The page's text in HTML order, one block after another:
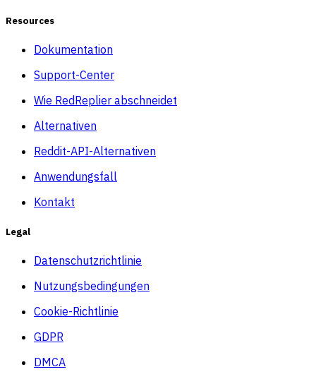
Resources
Dokumentation
Support-Center
Wie RedReplier abschneidet
Alternativen
Reddit-API-Alternativen
Anwendungsfall
Kontakt
Legal
Datenschutzrichtlinie
Nutzungsbedingungen
Cookie-Richtlinie
GDPR
DMCA